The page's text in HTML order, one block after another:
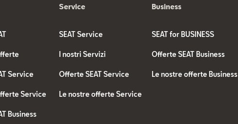
Service
Service
Business
Service
SEAT Service
I nostri Servizi
Offerte SEAT Service
Le nostre offerte Service
Business
SEAT for BUSINESS
Offerte SEAT Business
Le nostre offerte Business